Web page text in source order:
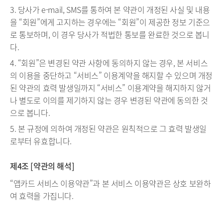
3. 당사가 e-mail, SMS를 통하여 본 약관이 개정된 사실 및 내용
을 “회원”에게 고지하는 경우에는 “회원”이 제공한 정보 기준으
로 통보하며, 이 경우 당사가 적법한 통보를 완료한 것으로 봅니
다.
4. “회원”은 변경된 약관 사항에 동의하지 않는 경우, 본 서비스
의 이용을 중단하고 “서비스” 이용계약을 해지할 수 있으며 개정
된 약관의 효력 발생일까지 “서비스” 이용계약을 해지하지 않거
나 별도로 이의를 제기하지 않는 경우 변경된 약관에 동의한 것
으로 봅니다.
5. 본 규정에 의하여 개정된 약관은 원칙적으로 그 효력 발생일
로부터 유효합니다.
제4조 [약관의 해석]
“앱카드 서비스 이용약관”과 본 서비스 이용약관은 상호 보완하
여 효력을 가집니다.